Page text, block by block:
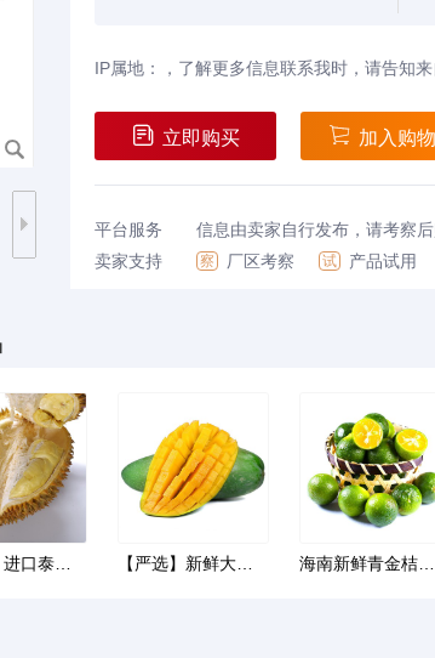
IP属地：，了解更多信息联系我时，请告知来
 立即购买  加入购
平台服务
信息由卖家自行发布，请考察
卖家支持
察 厂区考察 试 产品试用